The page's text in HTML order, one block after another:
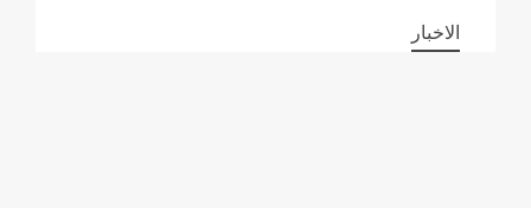
الاخبار